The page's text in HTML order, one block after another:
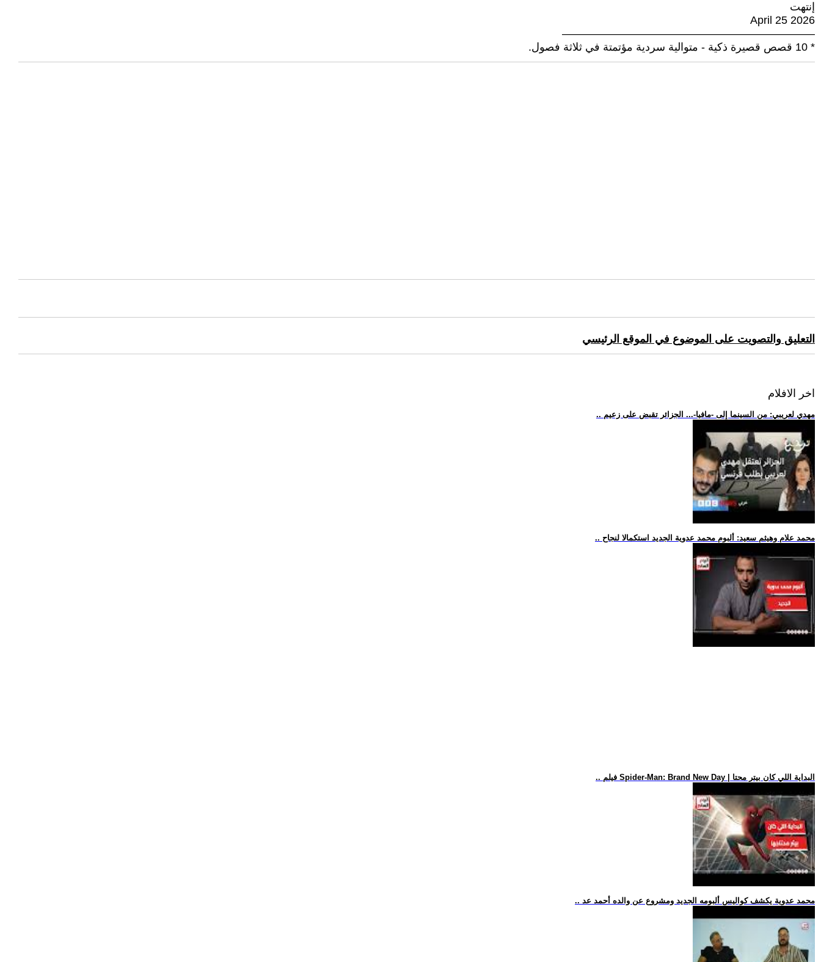
إنتهت
April 25 2026
———————————————————————
* 10 قصص قصيرة ذكية - متوالية سردية مؤتمتة في ثلاثة فصول.
التعليق والتصويت على الموضوع في الموقع الرئيسي
اخر الافلام
.. مهدي لعريبي: من السينما إلى -مافيا-... الجزائر تقبض على زعيم
.. محمد علام وهيثم سعيد: ألبوم محمد عدوية الجديد استكمالا لنجاح
.. فيلم Spider-Man: Brand New Day | البداية اللي كان بيتر محتا
.. محمد عدوية يكشف كواليس ألبومه الجديد ومشروع عن والده أحمد عد